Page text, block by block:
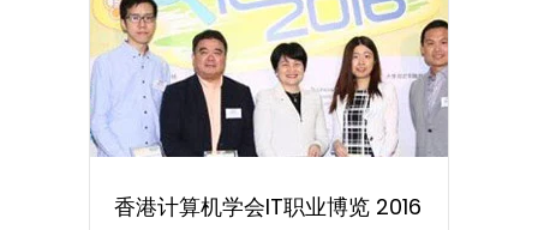
香港计算机学会IT职业博览 2016